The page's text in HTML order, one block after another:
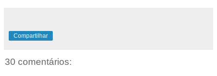
Compartilhar
30 comentários: